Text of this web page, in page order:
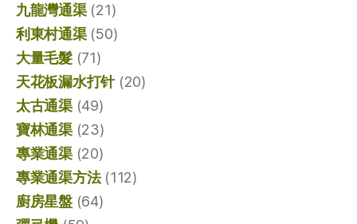
九龍灣通渠(21)
利東村通渠(50)
大量毛髮(71)
天花板漏水打针(20)
太古通渠(49)
寶林通渠(23)
專業通渠(20)
專業通渠方法(112)
廚房星盤(64)